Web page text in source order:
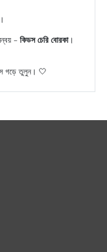
– কিডস চেরি বোরকা।
গড়ে তুলুন। 🤍